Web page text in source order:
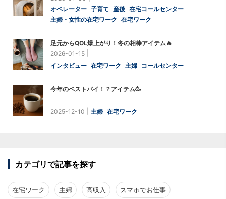
オペレーター 子育て 産後 在宅コールセンター
主婦・女性の在宅ワーク 在宅ワーク
足元からQOL爆上がり！冬の相棒アイテム🔥
2026-01-15
インタビュー 在宅ワーク 主婦 コールセンター
今年のベストバイ！？アイテム🥳
2025-12-10 主婦 在宅ワーク
カテゴリで記事を探す
在宅ワーク 主婦 高収入 スマホでお仕事